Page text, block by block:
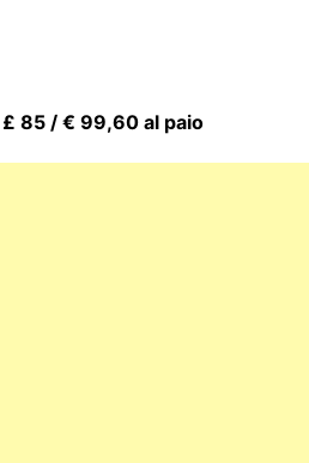
85 / € 99,60 al paio